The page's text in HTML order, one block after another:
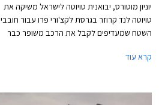
יוניון מוטורס, יבואנית טויוטה לישראל משיקה את
טויוטה לנד קרוזר בגרסת לקצ'ורי פרו עבור חובבי
השטח שמעדיפים לקבל את הרכב משופר כבר
באופן פרטי לאחר רכישת הרכב. גרסת לקצ'ורי פרו
קרא עוד